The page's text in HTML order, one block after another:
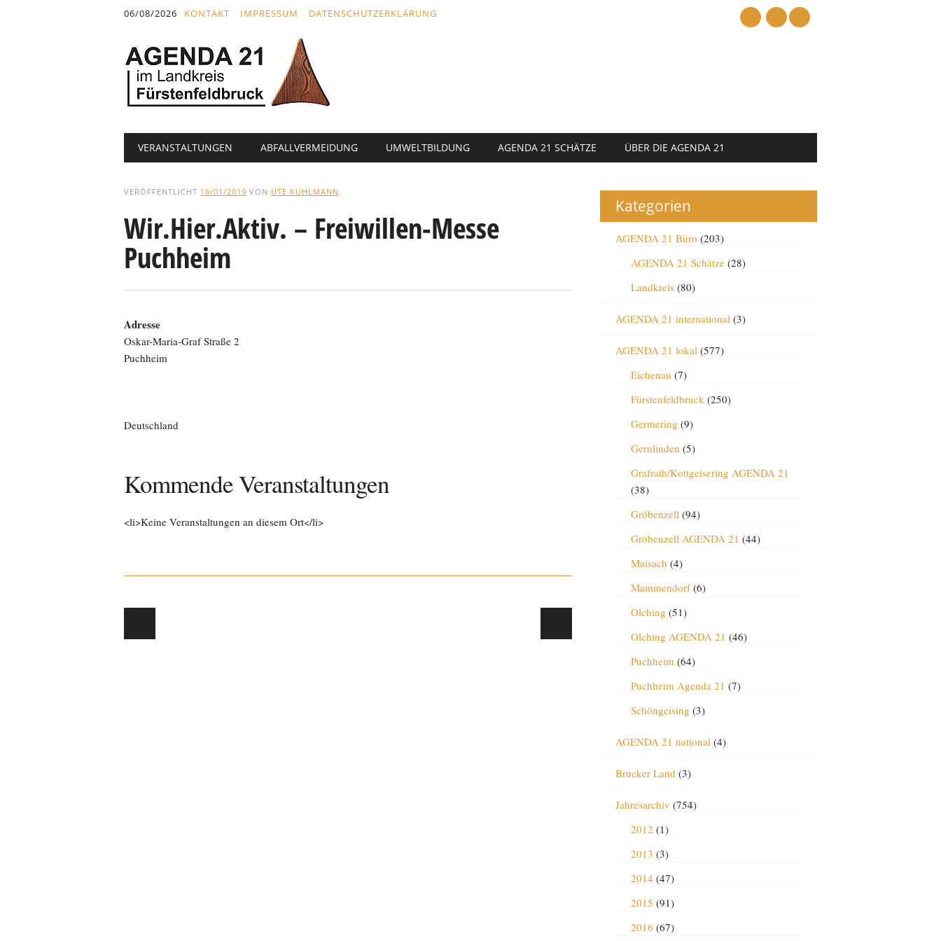
06/08/2026 KONTAKT IMPRESSUM DATENSCHUTZERKLÄRUNG
Hauptmenü
Abbrechen
Text
VERANSTALTUNGEN ABFALLVERMEIDUNG UMWELTBILDUNG AGENDA 21 SCHÄTZE ÜBER DIE AGENDA 21
VERÖFFENTLICHT 16/01/2019 VON UTE KUHLMANN
Wir.Hier.Aktiv. – Freiwillen-Messe
Puchheim
Adresse
Oskar-Maria-Graf Straße 2
Puchheim
Deutschland
Kommende Veranstaltungen
<li>Keine Veranstaltungen an diesem Ort</li>
Post navigation
Kategorien
AGENDA 21 Büro (203)
AGENDA 21 Schätze(28)
Landkreis(80)
AGENDA 21 international(3)
AGENDA 21 lokal(577)
Eichenau (7)
Fürstenfeldbruck(250)
Germering (9)
Gernlinden (5)
Grafrath/Kottgeisering AGENDA 21
(38)
Gröbenzell(94)
Gröbenzell AGENDA 21 (44)
Maisach (4)
Mammendorf(6)
Olching (51)
Olching AGENDA 21 (46)
Puchheim(64)
Puchheim Agenda 21 (7)
Schöngeising (3)
AGENDA 21 national(4)
Brucker Land (3)
Jahresarchiv (754)
2012 (1)
2013 (3)
2014 (47)
2015 (91)
2016 (67)